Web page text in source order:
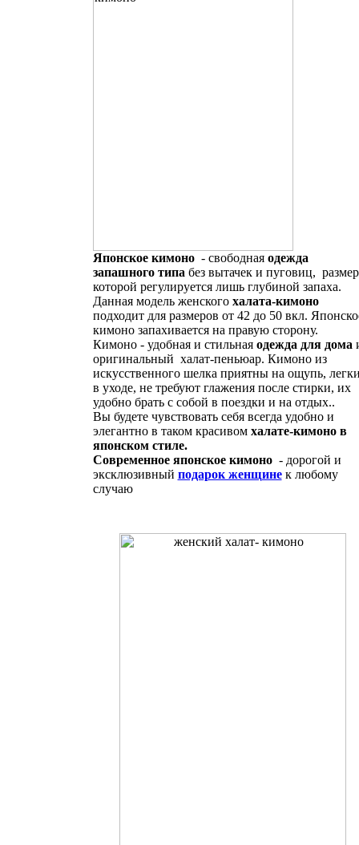
Японское кимоно - свободная одежда
запашного типа без вытачек и пуговиц, размер
которой регулируется лишь глубиной запаха.
Данная модель женского халата-кимоно
подходит для размеров от 42 до 50 вкл.
кимоно запахивается на правую сторону.
Кимоно - удобная и стильная одежда для дома
оригинальный халат-пеньюар. Кимоно из
искусственного шелка приятны на ощупь,
в уходе, не требуют глажения после стирки, их
удобно брать с собой в поездки и на отдых..
Вы будете чувствовать себя всегда удобно и
элегантно в таком красивом халате-кимоно в
японском стиле.
Современное японское кимоно- дорогой и
эксклюзивный подарок женщинек любому
случаю